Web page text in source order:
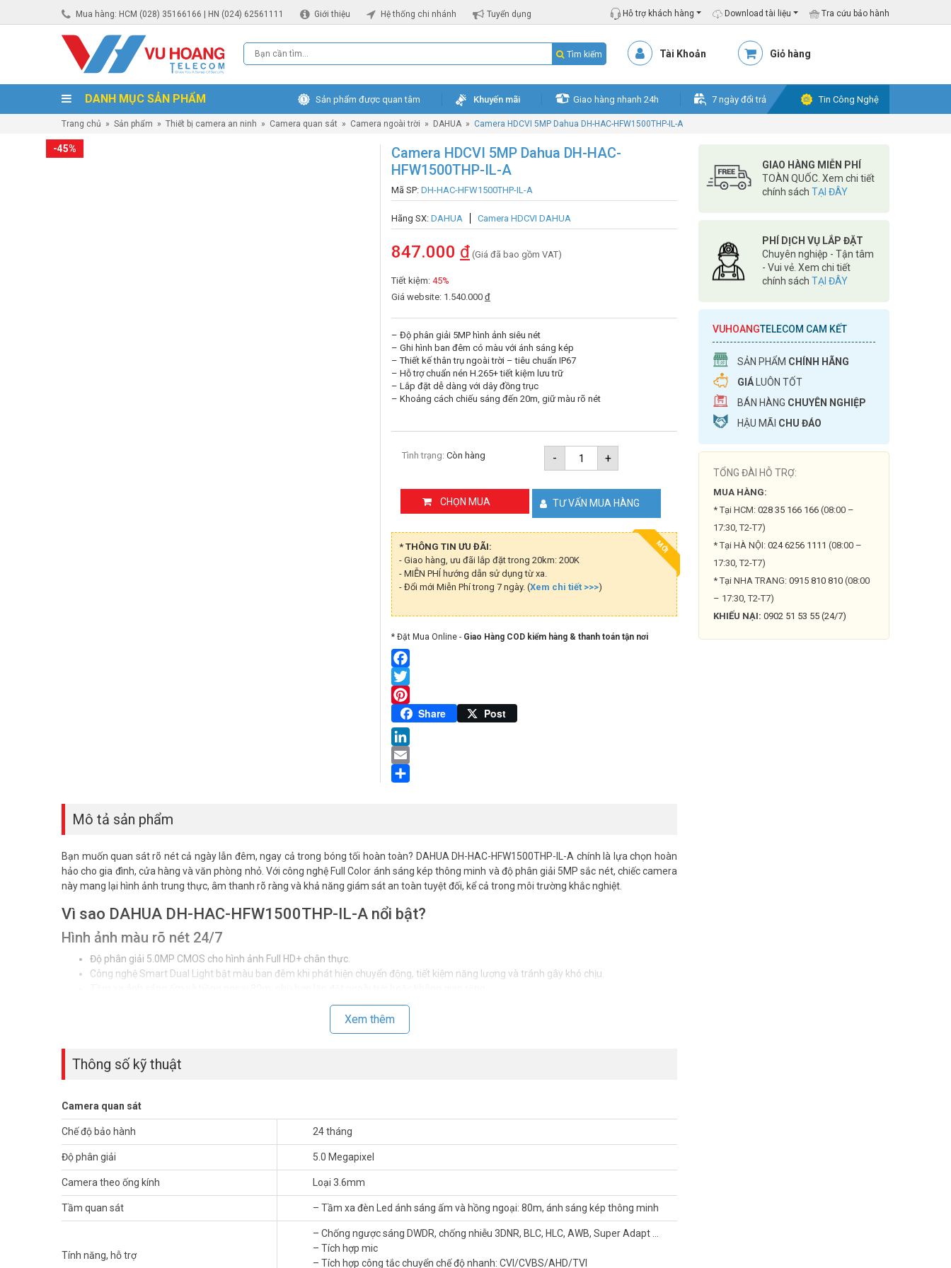
Mua hàng: HCM (028) 35166166 | HN (024) 62561111 Giới thiệu Hệ thống chi nhánh Tuyển dụng Hỗ trợ khách hàng Download tài liệu Tra cứu bảo hành
Tìm kiếm Tài Khoản Giỏ hàng
DANH MỤC SẢN PHẨM Sản phẩm được quan tâm Khuyến mãi Giao hàng nhanh 24h 7 ngày đổi trả Tin Công Nghệ
Trang chủ » Sản phẩm » Thiết bị camera an ninh » Camera quan sát » Camera ngoài trời » DAHUA » Camera HDCVI 5MP Dahua DH-HAC-HFW1500THP-IL-A
-45%
Camera HDCVI 5MP Dahua DH-HAC-
HFW1500THP-IL-A
Mã SP: DH-HAC-HFW1500THP-IL-A
Hãng SX: DAHUA Camera HDCVI DAHUA
847.000 đ (Giá đã bao gồm VAT)
Tiết kiệm: 45%
Giá website: 1.540.000 đ
– Độ phân giải 5MP hình ảnh siêu nét
– Ghi hình ban đêm có màu với ánh sáng kép
– Thiết kế thân trụ ngoài trời – tiêu chuẩn IP67
– Hỗ trợ chuẩn nén H.265+ tiết kiệm lưu trữ
– Lắp đặt dễ dàng với dây đồng trục
– Khoảng cách chiếu sáng đến 20m, giữ màu rõ nét
-
Camera
HDCVI
5MP
DH-
HAC-
HFW1500THP-
IL-
+
Tình trạng: Còn hàng
CHỌN MUA TƯ VẤN MUA HÀNG
MỚI
* THÔNG TIN ƯU ĐÃI:
- Giao hàng, ưu đãi lắp đặt trong 20km: 200K
- MIỄN PHÍ hướng dẫn sử dụng từ xa.
- Đổi mới Miễn Phí trong 7 ngày. (Xem chi tiết >>>)
* Đặt Mua Online - Giao Hàng COD kiểm hàng & thanh toán tận nơi
Facebook
Twitter
Pinterest
Share Post
LinkedIn
Email
Mô tả sản phẩm
Bạn muốn quan sát rõ nét cả ngày lẫn đêm, ngay cả trong bóng tối hoàn toàn? DAHUA DH-HAC-HFW1500THP-IL-A chính là lựa chọn hoàn
hảo cho gia đình, cửa hàng và văn phòng nhỏ. Với công nghệ Full Color ánh sáng kép thông minh và độ phân giải 5MP sắc nét, chiếc camera
này mang lại hình ảnh trung thực, âm thanh rõ ràng và khả năng giám sát an toàn tuyệt đối, kể cả trong môi trường khắc nghiệt.
Vì sao DAHUA DH-HAC-HFW1500THP-IL-A nổi bật?
Hình ảnh màu rõ nét 24/7
Độ phân giải 5.0MP CMOS cho hình ảnh Full HD+ chân thực.
Công nghệ Smart Dual Light bật màu ban đêm khi phát hiện chuyển động, tiết kiệm năng lượng và tránh gây khó chịu.
camera Dahuadễ dàng tích hợp hệ thống hiện có.
Tích hợp mic thu âm, tăng khả năng xác minh sự cố.
Vỏ nhựa + kim loại, đạt chuẩn chống nước bụi IP67.
Hoạt động tốt trong môi trường -40°C đến +60°C.
Công tắc chuyển chế độ nhanh, thuận tiện lắp đặt và bảo trì.
Ứng dụng thực tế hiệu quả
Gia đình: Giám sát sân, cổng, gara.
Cửa hàng: Quan sát quầy thu ngân, lối vào, khu trưng bày.
Văn phòng nhỏ: Theo dõi bãi xe, sảnh tiếp tân.
Kết hợp đầu ghi hỗ trợ SMD để tối ưu hiệu quả cảnh báo ánh sáng kép.
Xem thêm
Thông số kỹ thuật
Camera quan sát
Chế độ bảo hành 24 tháng
Độ phân giải 5.0 Megapixel
Camera theo ống kính Loại 3.6mm
Tầm quan sát – Tầm xa đèn Led ánh sáng ấm và hồng ngoại: 80m, ánh sáng kép thông minh
Tính năng, hỗ trợ
– Chống ngược sáng DWDR, chống nhiễu 3DNR, BLC, HLC, AWB, Super Adapt …
– Tích hợp mic
– Tích hợp công tắc chuyển chế độ nhanh: CVI/CVBS/AHD/TVI
GIAO HÀNG MIỄN PHÍ
TOÀN QUỐC. Xem chi tiết
chính sách TẠI ĐÂY
PHÍ DỊCH VỤ LẮP ĐẶT
Chuyên nghiệp - Tận tâm
- Vui vẻ. Xem chi tiết
chính sách TẠI ĐÂY
VUHOANGTELECOM CAM KẾT
SẢN PHẨM CHÍNH HÃNG
GIÁ LUÔN TỐT
BÁN HÀNG CHUYÊN NGHIỆP
HẬU MÃI CHU ĐÁO
TỔNG ĐÀI HỖ TRỢ:
MUA HÀNG:
* Tại HCM: 028 35 166 166 (08:00 –
17:30, T2-T7)
* Tại HÀ NỘI: 024 6256 1111 (08:00 –
17:30, T2-T7)
* Tại NHA TRANG: 0915 810 810 (08:00
– 17:30, T2-T7)
KHIẾU NẠI: 0902 51 53 55 (24/7)